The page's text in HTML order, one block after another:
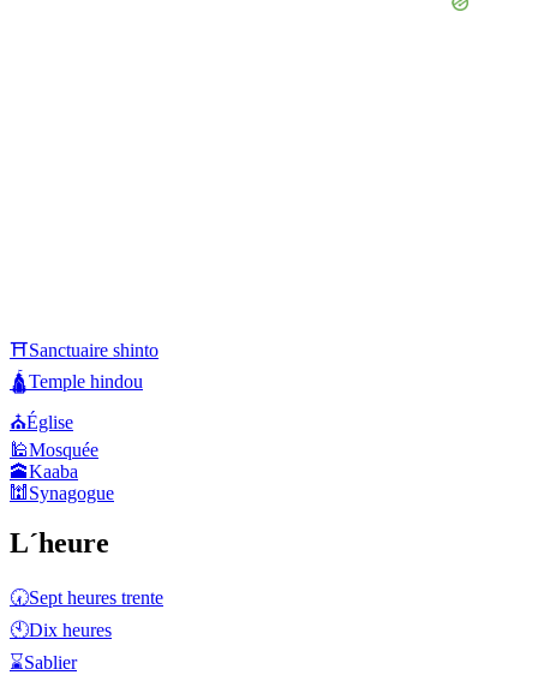
⛩️Sanctuaire shinto
🛕Temple hindou
⛪Église
🕌Mosquée
🕋Kaaba
🕍 Synagogue
L´heure
🕢Sept heures trente
🕙Dix heures
⌛Sablier